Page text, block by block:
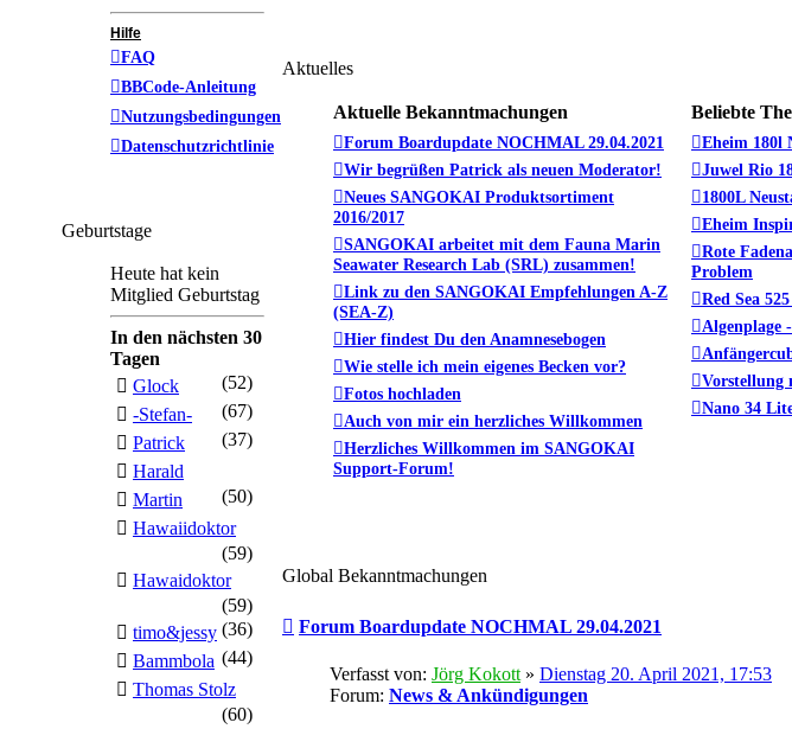
Aktuelles
Aktuelle Bekanntmachungen Beliebte
Forum Boardupdate NOCHMAL 29.04.2021
Wir begrüßen Patrick als neuen Moderator!
Neues SANGOKAI Produktsortiment
2016/2017
SANGOKAI arbeitet mit dem Fauna Marin
Seawater Research Lab (SRL) zusammen!
Link zu den SANGOKAI Empfehlungen A-Z
(SEA-Z)
Hier findest Du den Anamnesebogen
Wie stelle ich mein eigenes Becken vor?
Fotos hochladen
Auch von mir ein herzliches Willkommen
Herzliches Willkommen im SANGOKAI
Support-Forum!
Eheim 180l
Juwel Rio
1800L
Eheim
Rote
Problem
Red Sea
Algenplage
Vorstellung
Nano 34
Global Bekanntmachungen
Forum Boardupdate NOCHMAL 29.04.2021
Verfasst von: Jörg Kokott » Dienstag 20. April 2021, 17:53
Forum: News & Ankündigungen
Hilfe
FAQ
BBCode-Anleitung
Nutzungsbedingungen
Datenschutzrichtlinie
Geburtstage
Heute hat kein
Mitglied Geburtstag
In den nächsten 30
Tagen
Glock
(52)
-Stefan-
(67)
Patrick
(37)
Harald
Martin
(50)
Hawaiidoktor
(59)
Hawaidoktor
(59)
timo&jessy (36)
Bammbola (44)
Thomas Stolz
(60)